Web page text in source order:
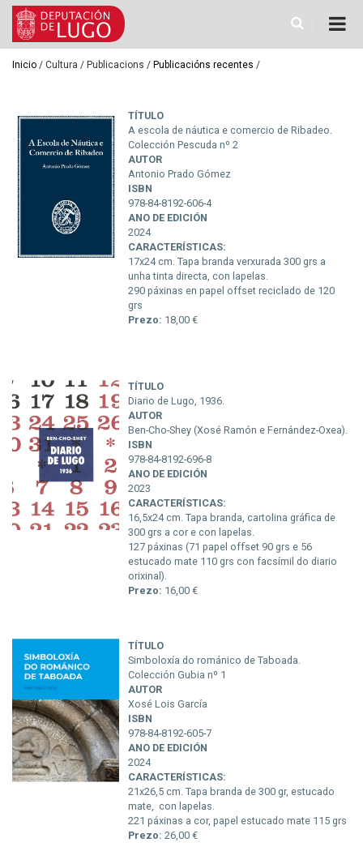
contido
principal
Miga
pan
Inicio Cultura Publicacions Publicacións recentes
TÍTULO
A escola de náutica e comercio de Ribadeo.
Colección Pescuda nº 2
AUTOR
Antonio Prado Gómez
ISBN
978-84-8192-606-4
ANO DE EDICIÓN
2024
CARACTERÍSTICAS:
17x24 cm. Tapa branda verxurada 300 grs a
unha tinta directa, con lapelas.
290 páxinas en papel offset reciclado de 120
grs
Prezo: 18,00 €
TÍTULO
Diario de Lugo, 1936.
AUTOR
Ben-Cho-Shey (Xosé Ramón e Fernández-Oxea).
ISBN
978-84-8192-696-8
ANO DE EDICIÓN
2023
CARACTERÍSTICAS:
16,5x24 cm. Tapa branda, cartolina gráfica de
300 grs a cor e con lapelas.
127 páxinas (71 papel offset 90 grs e 56
estucado mate 110 grs con facsímil do diario
orixinal).
Prezo: 16,00 €
TÍTULO
Simboloxía do románico de Taboada.
Colección Gubia nº 1
AUTOR
Xosé Lois García
ISBN
978-84-8192-605-7
ANO DE EDICIÓN
2024
CARACTERÍSTICAS:
21x26,5 cm. Tapa branda de 300 gr, estucado
mate, con lapelas.
221 páxinas a cor, papel estucado mate 115 grs
Prezo: 26,00 €